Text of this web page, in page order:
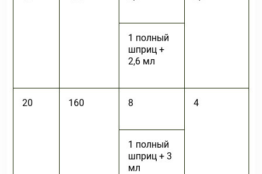
1 полный
шприц +
2,6 мл
20 160 8 4
1 полный
шприц + 3
мл